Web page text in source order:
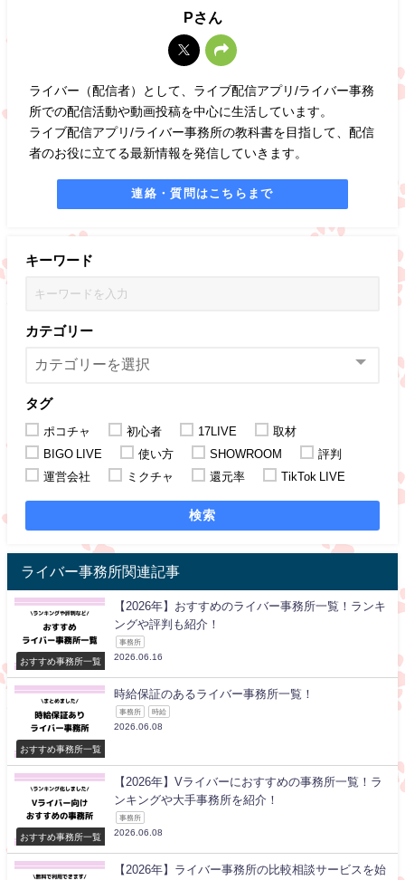
Pさん
ライバー（配信者）として、ライブ配信アプリ/ライバー事務
所での配信活動や動画投稿を中心に生活しています。
ライブ配信アプリ/ライバー事務所の教科書を目指して、配信
者のお役に立てる最新情報を発信していきます。
連絡・質問はこちらまで
キーワード
カテゴリー
タグ
ポコチャ 初心者 17LIVE
取材
BIGO LIVE
使い方 SHOWROOM
評判
運営会社
ミクチャ 還元率 TikTok LIVE
検索
ライバー事務所関連記事
おすすめ事務所一覧
【2026年】おすすめのライバー事務所一覧！ランキ
ングや評判も紹介！
事務所
2026.06.16
おすすめ事務所一覧
時給保証のあるライバー事務所一覧！
事務所 時給
2026.06.08
おすすめ事務所一覧
【2026年】Vライバーにおすすめの事務所一覧！ラ
ンキングや大手事務所を紹介！
事務所
2026.06.08
【2026年】ライバー事務所の比較相談サービスを始